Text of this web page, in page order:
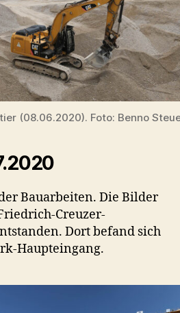
(08.06.2020). Foto: Benno
Bauarbeiten. Die Bilder
Creuzer-
Dort befand sich
Haupteingang.